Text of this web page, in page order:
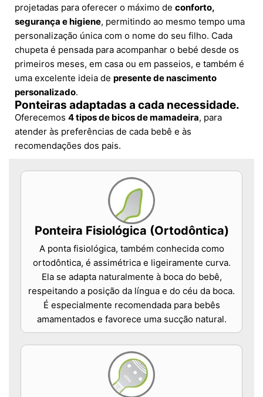
projetadas para oferecer o máximo de conforto,
segurança e higiene, permitindo ao mesmo tempo uma
personalização única com o nome do seu filho. Cada
chupeta é pensada para acompanhar o bebé desde os
primeiros meses, em casa ou em passeios, e também é
uma excelente ideia de presente de nascimento
personalizado.
Ponteiras adaptadas a cada necessidade.
Oferecemos 4 tipos de bicos de mamadeira, para
atender às preferências de cada bebê e às
recomendações dos pais.
Ponteira Fisiológica (Ortodôntica)
A ponta fisiológica, também conhecida como
ortodôntica, é assimétrica e ligeiramente curva.
Ela se adapta naturalmente à boca do bebê,
respeitando a posição da língua e do céu da boca.
É especialmente recomendada para bebês
amamentados e favorece uma sucção natural.